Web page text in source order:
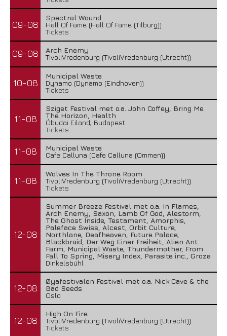
09-08
Spectral Wound
Hall Of Fame (Hall Of Fame (Tilburg))
Tickets
09-08
Arch Enemy
TivoliVredenburg (TivoliVredenburg (Utrecht))
10-08
Municipal Waste
Dynamo (Dynamo (Eindhoven))
Tickets
11-08
Sziget Festival met o.a. John Coffey, Bring Me
The Horizon, Health
Óbudai Eiland, Budapest
Tickets
11-08
Municipal Waste
Cafe Calluna (Cafe Calluna (Ommen))
11-08
Wolves In The Throne Room
TivoliVredenburg (TivoliVredenburg (Utrecht))
Tickets
12-08
Summer Breeze Festival met o.a. In Flames,
Arch Enemy, Saxon, Lamb Of God, Alestorm,
The Ghost Inside, Testament, Amorphis,
Paleface Swiss, Alcest, Orbit Culture,
Northlane, Deafheaven, Future Palace,
Blackbraid, Der Weg Einer Freiheit, Alien Ant
Farm, Municipal Waste, Thundermother, From
Fall To Spring, Misery Index, Parasite inc., Groza
Dinkelsbühl
12-08
Øyafestivalen Festival met o.a. Nick Cave & the
Bad Seeds
Oslo
12-08
High On Fire
TivoliVredenburg (TivoliVredenburg (Utrecht))
Tickets